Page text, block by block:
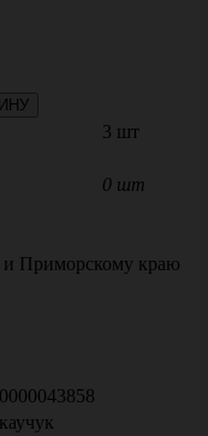
3 шт
0 шт
и Приморскому краю
0000043858
каучук